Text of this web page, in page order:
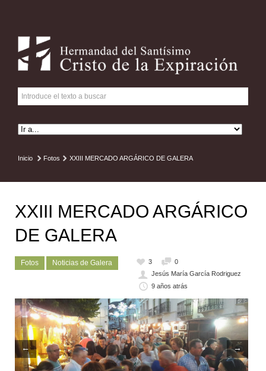
Inicio Fotos XXIII MERCADO ARGÁRICO DE GALERA
XXIII MERCADO ARGÁRICO
DE GALERA
Fotos Noticias de Galera 3
0
Jesús María García Rodriguez
9 años atrás
← →